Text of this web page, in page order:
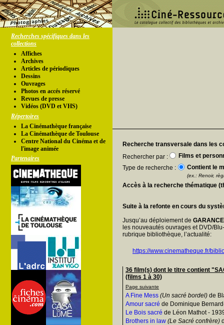
Recherches spécifiques dans les
collections
Affiches
Archives
Articles de périodiques
Dessins
Ouvrages
Photos en accés réservé
Revues de presse
Vidéos (DVD et VHS)
Répertoires
La Cinémathèque française
La Cinémathèque de Toulouse
Centre National du Cinéma et de
l'image animée
Partenaires
Recherche transversale dans les
Rechercher par :
Films et
Type de recherche :
Contient le
(ex.: Renoir,
Accès à la recherche thématique
Suite à la refonte en cours du
Jusqu’au déploiement de
les nouveautés ouvrages et DVD/
rubrique bibliothèque, l’actualité:
https://www.cinematheque.fr/
36 film(s) dont le titre contient
(films 1 à 30)
Page suivante
A Fine Mess (Un sacré bordel) de
Amour sacré de Dominique
Le Bois sacré de Léon Mathot -
Brothers in law (Le Sacré confrère)